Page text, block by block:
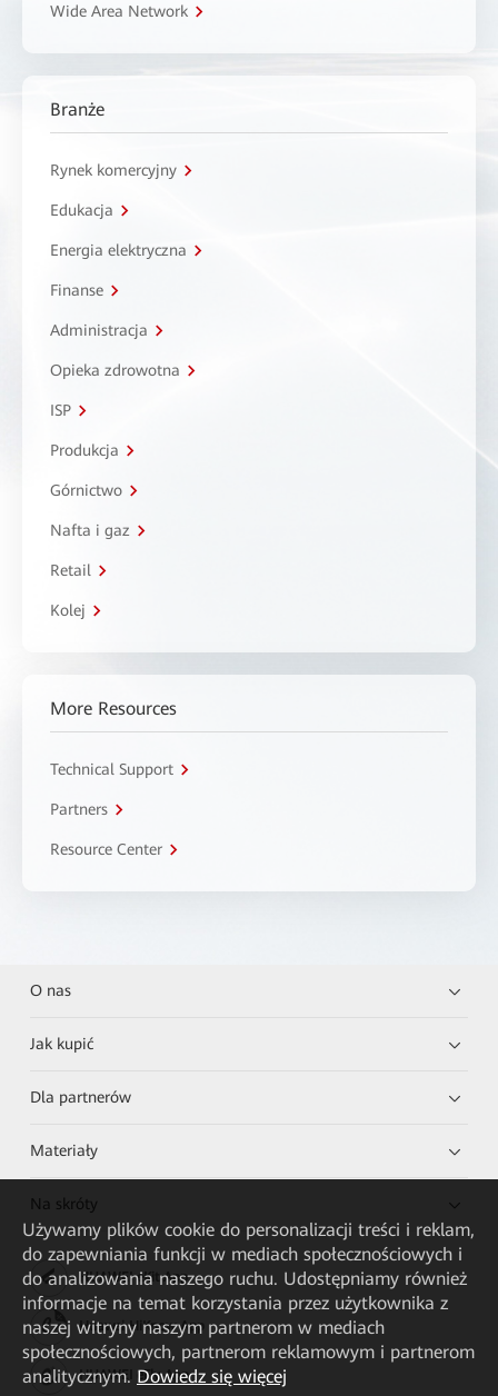
Wide Area Network
Branże
Rynek komercyjny
Edukacja
Energia elektryczna
Finanse
Administracja
Opieka zdrowotna
ISP
Produkcja
Górnictwo
Nafta i gaz
Retail
Kolej
More Resources
Technical Support
Partners
Resource Center
O nas
Jak kupić
Dla partnerów
Materiały
Na skróty
HUAWEI eKit App
Huawei HiKnow App
HUAWEI eFly App
Używamy plików cookie do personalizacji treści i reklam,
do zapewniania funkcji w mediach społecznościowych i
do analizowania naszego ruchu. Udostępniamy również
informacje na temat korzystania przez użytkownika z
naszej witryny naszym partnerom w mediach
społecznościowych, partnerom reklamowym i partnerom
analitycznym. Dowiedz się więcej